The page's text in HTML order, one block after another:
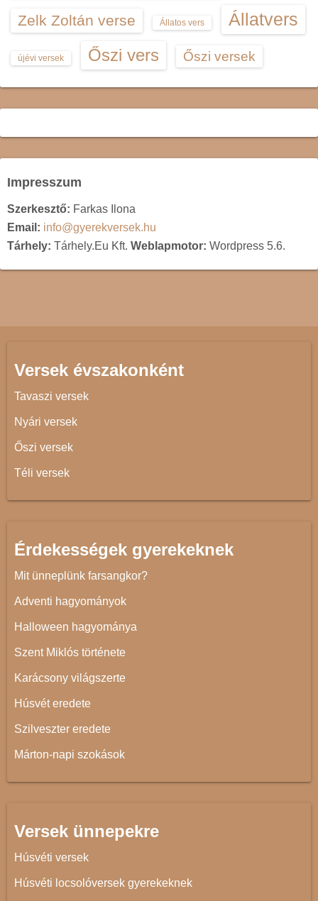
Zelk Zoltán verse Állatos vers Állatvers
újévi versek Őszi vers Őszi versek
Impresszum
Szerkesztő: Farkas Ilona
Email: info@gyerekversek.hu
Tárhely: Tárhely.Eu Kft. Weblapmotor: Wordpress 5.6.
Versek évszakonként
Tavaszi versek
Nyári versek
Őszi versek
Téli versek
Érdekességek gyerekeknek
Mit ünneplünk farsangkor?
Adventi hagyományok
Halloween hagyománya
Szent Miklós története
Karácsony világszerte
Húsvét eredete
Szilveszter eredete
Márton-napi szokások
Versek ünnepekre
Húsvéti versek
Húsvéti locsolóversek gyerekeknek